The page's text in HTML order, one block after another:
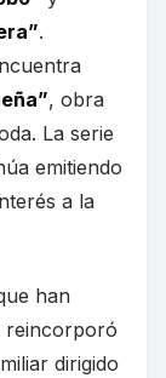
.
, obra
La serie
emitiendo
a la
han
reincorporó
dirigido